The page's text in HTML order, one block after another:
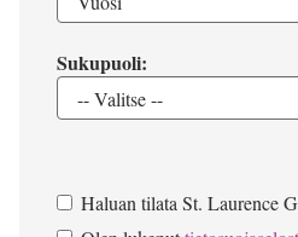
Sukupuoli:
Haluan tilata St. Laurence